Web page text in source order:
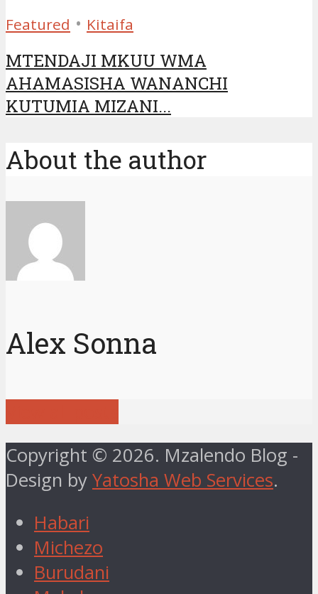
Featured • Kitaifa
MTENDAJI MKUU WMA
AHAMASISHA WANANCHI
KUTUMIA MIZANI...
About the author
Alex Sonna
Copyright © 2026. Mzalendo Blog -
Design by Yatosha Web Services.
Habari
Michezo
Burudani